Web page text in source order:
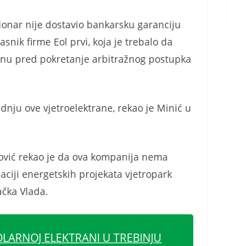
nije dostavio bankarsku garanciju
firme Eol prvi, koja je trebalo da
pred pokretanje arbitražnog postupka
ove vjetroelektrane, rekao je Minić u
rekao je da ova kompanija nema
energetskih projekata vjetropark
Vlada.
ELEKTRANI U TREBINJU